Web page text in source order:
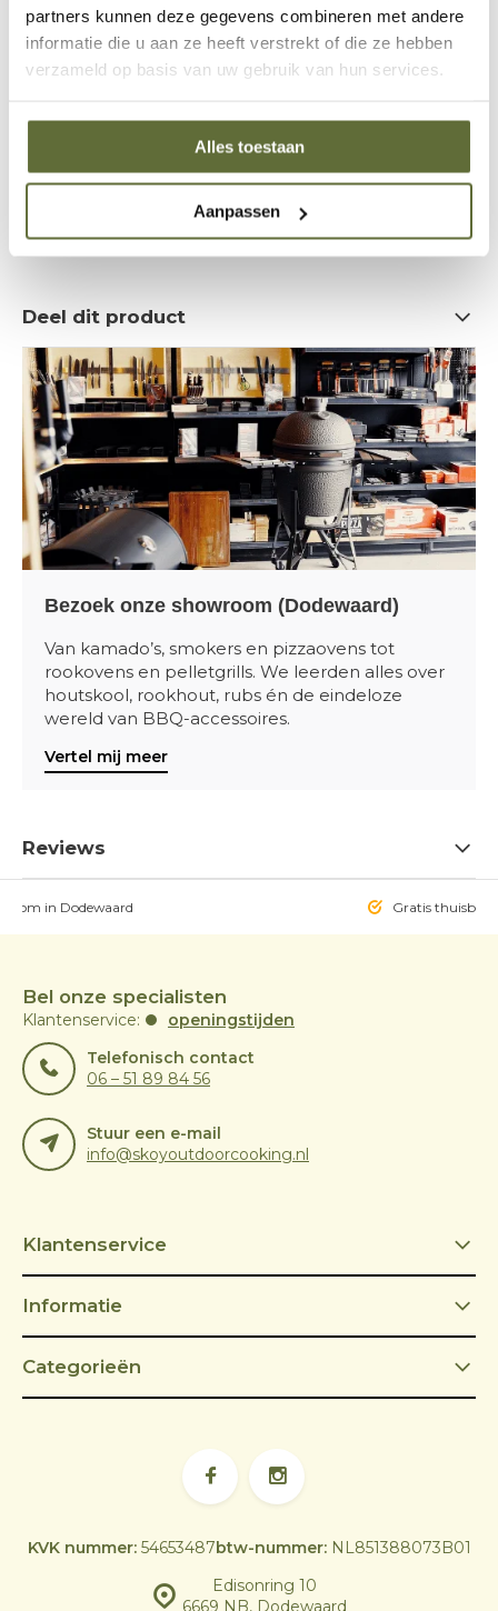
partners kunnen deze gegevens combineren met andere
informatie die u aan ze heeft verstrekt of die ze hebben
verzameld op basis van uw gebruik van hun services.
Alles toestaan
Aanpassen
Bel onze specialisten
06 – 51 89 84 56
info@skoyoutdoorcooking.nl
Deel dit product
Bezoek onze showroom (Dodewaard)
Van kamado’s, smokers en pizzaovens tot
rookovens en pelletgrills. We leerden alles over
houtskool, rookhout, rubs én de eindeloze
wereld van BBQ-accessoires.
Vertel mij meer
Reviews
in Dodewaard Gratis
Bel onze specialisten
Klantenservice:
openingstijden
Telefonisch contact
06 – 51 89 84 56
Stuur een e-mail
info@skoyoutdoorcooking.nl
Klantenservice
Informatie
Categorieën
Edisonring 10
6669 NB, Dodewaard
KVK nummer:54653487btw-nummer:NL851388073B01